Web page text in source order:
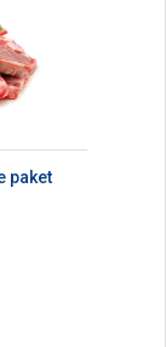
paket